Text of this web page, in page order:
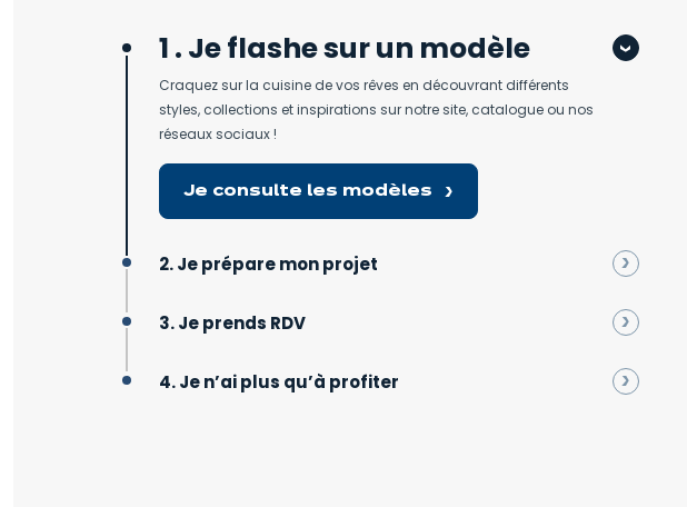
1 . Je flashe sur un modèle
Craquez sur la cuisine de vos rêves en découvrant différents
styles, collections et inspirations sur notre site, catalogue ou nos
réseaux sociaux !
Je consulte les modèles
2. Je prépare mon projet
3. Je prends RDV
4. Je n’ai plus qu’à profiter